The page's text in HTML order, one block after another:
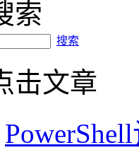
索
搜索
击文章